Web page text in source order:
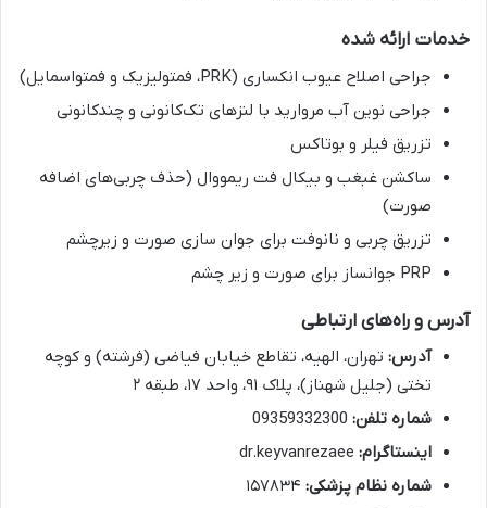
خدمات ارائه شده
جراحی اصلاح عیوب انکساری (PRK، فمتولیزیک و فمتواسمایل)
جراحی نوین آب مروارید با لنزهای تک‌کانونی و چندکانونی
تزریق فیلر و بوتاکس
ساکشن غبغب و بیکال فت ریمووال (حذف چربی‌های اضافه
صورت)
تزریق چربی و نانوفت برای جوان سازی صورت و زیرچشم
PRP جوانساز برای صورت و زیر چشم
آدرس و راه‌های ارتباطی
آدرس: تهران، الهیه، تقاطع خیابان فیاضی (فرشته) و کوچه
تختی (جلیل شهناز)، پلاک ۹۱، واحد ۱۷، طبقه ۲
شماره تلفن:
اینستاگرام:
شماره نظام پزشکی: